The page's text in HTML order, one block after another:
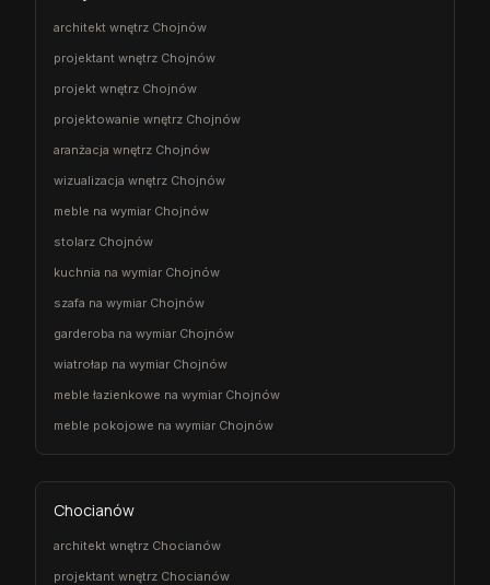
architekt wnętrz Chojnów
projektant wnętrz Chojnów
projekt wnętrz Chojnów
projektowanie wnętrz Chojnów
aranżacja wnętrz Chojnów
wizualizacja wnętrz Chojnów
meble na wymiar Chojnów
stolarz Chojnów
kuchnia na wymiar Chojnów
szafa na wymiar Chojnów
garderoba na wymiar Chojnów
wiatrołap na wymiar Chojnów
meble łazienkowe na wymiar Chojnów
meble pokojowe na wymiar Chojnów
Chocianów
architekt wnętrz Chocianów
projektant wnętrz Chocianów